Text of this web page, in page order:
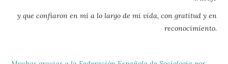
y que confiaron en mí a lo largo de mi vida, con gratitud y en
reconocimiento.